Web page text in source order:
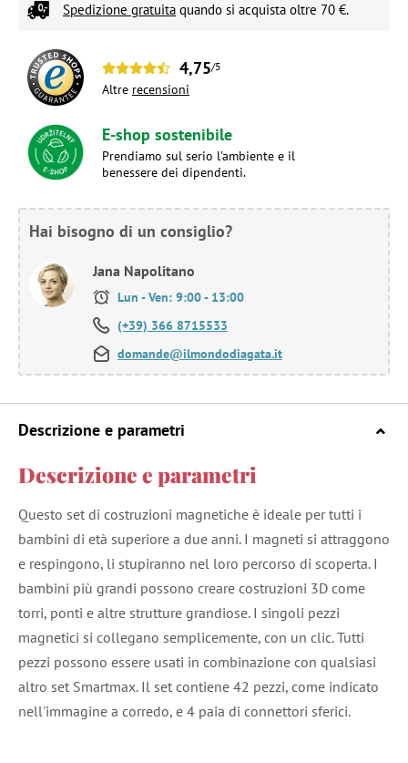
Spedizione gratuita quando si acquista oltre 70 €.
4,75/5
Altre recensioni
E-shop sostenibile
Prendiamo sul serio l'ambiente e il
benessere dei dipendenti.
Hai bisogno di un consiglio?
Jana Napolitano
Lun - Ven: 9:00 - 13:00
(+39) 366 8715533
domande@ilmondodiagata.it
Descrizione e parametri
Descrizione e parametri
Questo set di costruzioni magnetiche è ideale per tutti i
bambini di età superiore a due anni. I magneti si attraggono
e respingono, li stupiranno nel loro percorso di scoperta. I
bambini più grandi possono creare costruzioni 3D come
torri, ponti e altre strutture grandiose. I singoli pezzi
magnetici si collegano semplicemente, con un clic. Tutti
pezzi possono essere usati in combinazione con qualsiasi
altro set Smartmax. Il set contiene 42 pezzi, come indicato
nell'immagine a corredo, e 4 paia di connettori sferici.